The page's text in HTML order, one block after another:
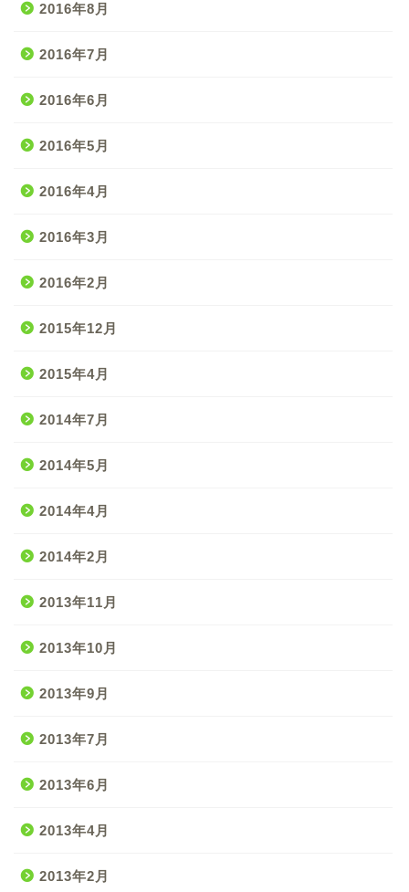
2016年8月
2016年7月
2016年6月
2016年5月
2016年4月
2016年3月
2016年2月
2015年12月
2015年4月
2014年7月
2014年5月
2014年4月
2014年2月
2013年11月
2013年10月
2013年9月
2013年7月
2013年6月
2013年4月
2013年2月